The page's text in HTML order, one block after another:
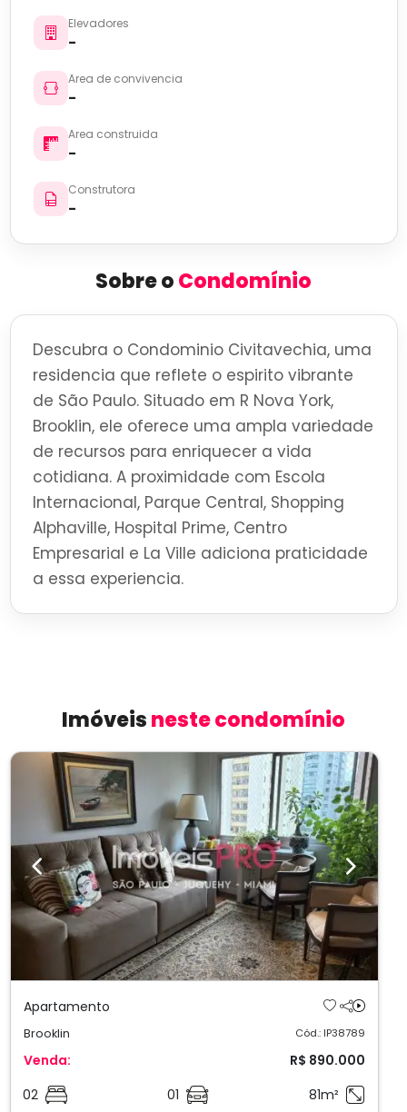
Elevadores
-
Area de convivencia
-
Area construida
-
Construtora
-
Sobre oCondomínio
Descubra o Condominio Civitavechia, uma
residencia que reflete o espirito vibrante
de São Paulo. Situado em R Nova York,
Brooklin, ele oferece uma ampla variedade
de recursos para enriquecer a vida
cotidiana. A proximidade com Escola
Internacional, Parque Central, Shopping
Alphaville, Hospital Prime, Centro
Empresarial e La Ville adiciona praticidade
a essa experiencia.
Imóveisneste condomínio
Previous Next
Apartamento
Brooklin Cód.: IP38789
Venda:
R$ 890.000
02
01 81m²